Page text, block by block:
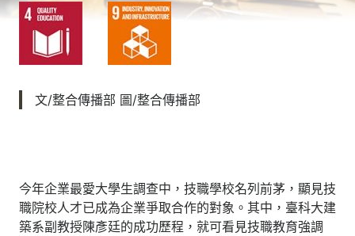
文/整合傳播部 圖/整合傳播部
今年企業最愛大學生調查中，技職學校名列前茅，顯見技
職院校人才已成為企業爭取合作的對象。其中，臺科大建
築系副教授陳彥廷的成功歷程，就可看見技職教育強調